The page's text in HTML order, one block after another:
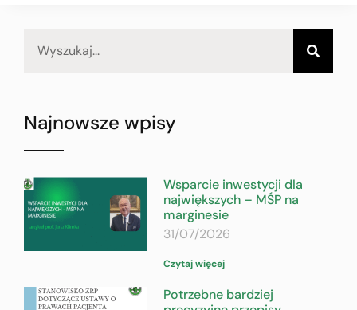
Najnowsze wpisy
Wsparcie inwestycji dla
największych – MŚP na
marginesie
31/07/2026
Czytaj więcej
Potrzebne bardziej